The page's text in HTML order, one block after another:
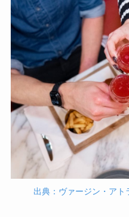
出典：ヴァージン・アト